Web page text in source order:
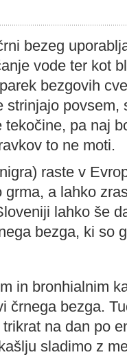
bezeg
vode ter kot
bezgovih
strinjajo
pa naj
to ne moti.
raste v
a lahko
lahko še
bezga, ki so
in bronhialnim
črnega bezga.
na dan po
sladimo z